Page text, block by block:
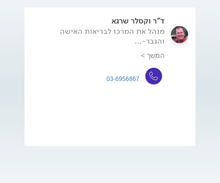
ד"ר וקסלר שרגא
מנהל את המרכז לבריאות האישה
והגבר-...
המשך >
03-6956867